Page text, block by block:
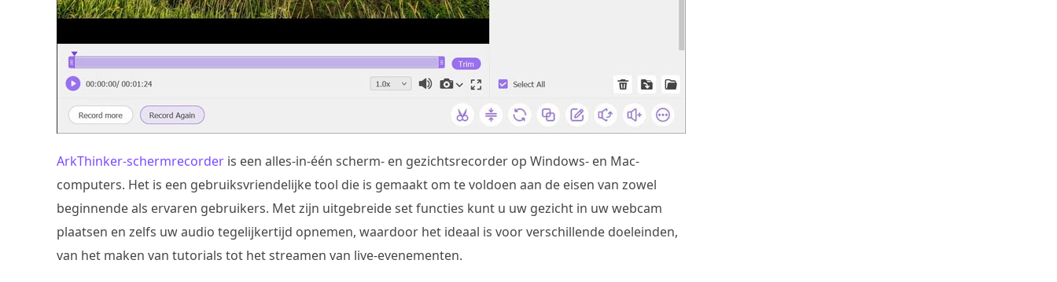
ArkThinker-schermrecorder is een alles-in-één scherm- en gezichtsrecorder op Windows- en Mac-
computers. Het is een gebruiksvriendelijke tool die is gemaakt om te voldoen aan de eisen van zowel
beginnende als ervaren gebruikers. Met zijn uitgebreide set functies kunt u uw gezicht in uw webcam
plaatsen en zelfs uw audio tegelijkertijd opnemen, waardoor het ideaal is voor verschillende doeleinden,
van het maken van tutorials tot het streamen van live-evenementen.